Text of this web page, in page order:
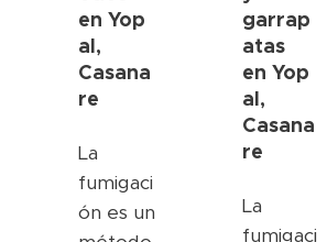
enYop
al,
Casana
re
La
fumigaci
ón es un
garrap
atas
enYop
al,
Casana
re
La
fumigaci